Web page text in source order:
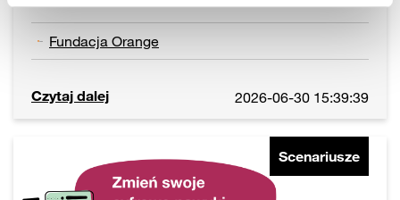
Fundacja Orange
Czytaj dalej 2026-06-30 15:39:39
Scenariusze